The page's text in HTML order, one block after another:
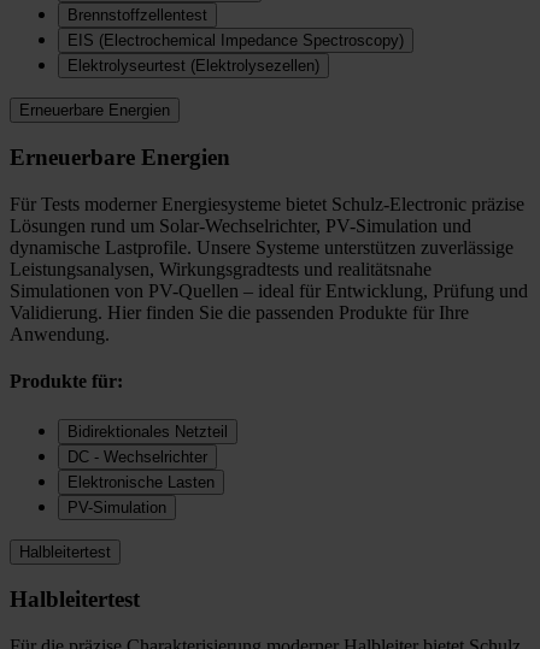
Brennstoffzellentest
EIS (Electrochemical Impedance Spectroscopy)
Elektrolyseurtest (Elektrolysezellen)
Erneuerbare Energien
Erneuerbare Energien
Für Tests moderner Energiesysteme bietet Schulz-Electronic präzise
Lösungen rund um Solar-Wechselrichter, PV-Simulation und
dynamische Lastprofile. Unsere Systeme unterstützen zuverlässige
Leistungsanalysen, Wirkungsgradtests und realitätsnahe
Simulationen von PV-Quellen – ideal für Entwicklung, Prüfung und
Validierung. Hier finden Sie die passenden Produkte für Ihre
Anwendung.
Produkte für:
Bidirektionales Netzteil
DC - Wechselrichter
Elektronische Lasten
PV-Simulation
Halbleitertest
Halbleitertest